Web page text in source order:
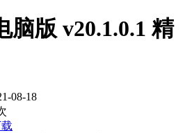
脑版 v20.1.0.1 精
08-18